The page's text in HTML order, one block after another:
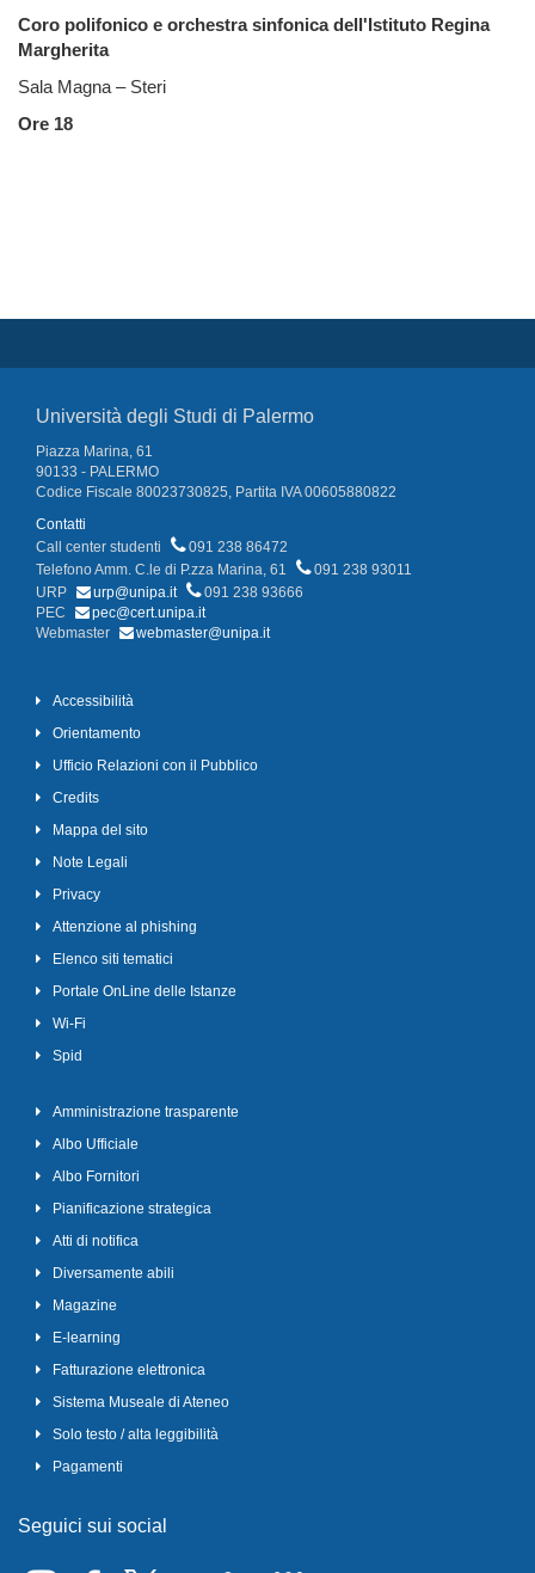
Coro polifonico e orchestra sinfonica dell'Istituto Regina
Margherita
Sala Magna – Steri
Ore 18
Università degli Studi di Palermo
Piazza Marina, 61
90133 - PALERMO
Codice Fiscale 80023730825, Partita IVA 00605880822
Contatti
Call center studenti
091 238 86472
Telefono Amm. C.le di P.zza Marina, 61
091 238 93011
URP
urp@unipa.it
091 238 93666
PEC
pec@cert.unipa.it
Webmaster
webmaster@unipa.it
Accessibilità
Orientamento
Ufficio Relazioni con il Pubblico
Credits
Mappa del sito
Note Legali
Privacy
Attenzione al phishing
Elenco siti tematici
Portale OnLine delle Istanze
Wi-Fi
Spid
Amministrazione trasparente
Albo Ufficiale
Albo Fornitori
Pianificazione strategica
Atti di notifica
Diversamente abili
Magazine
E-learning
Fatturazione elettronica
Sistema Museale di Ateneo
Solo testo / alta leggibilità
Pagamenti
Seguici sui social